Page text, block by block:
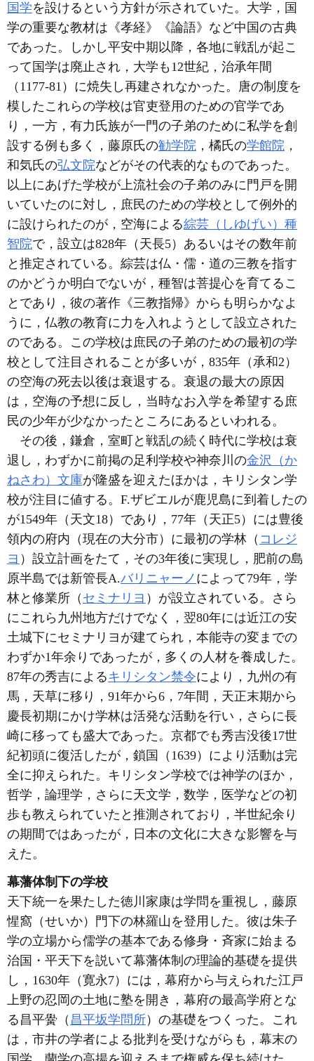
国学を設けるという方針が示されていた。大学，国
学の重要な教材は《孝経》《論語》など中国の古典
であった。しかし平安中期以降，各地に戦乱が起こ
って国学は廃止され，大学も12世紀，治承年間
（1177-81）に焼失し再建されなかった。唐の制度を
模したこれらの学校は官吏登用のための官学であ
り，一方，有力氏族が一門の子弟のために私学を創
設する例も多く，藤原氏の勧学院 ，橘氏の学館院 ，
和気氏の弘文院などがその代表的なものであった。
以上にあげた学校が上流社会の子弟のみに門戸を開
いていたのに対し，庶民のための学校として例外的
に設けられたのが，空海による綜芸（しゆげい）種
智院で，設立は828年（天長5）あるいはその数年前
と推定されている。綜芸は仏・儒・道の三教を指す
のかどうか明白でないが，種智は菩提心を育てるこ
とであり，彼の著作《三教指帰》からも明らかなよ
うに，仏教の教育に力を入れようとして設立された
のである。この学校は庶民の子弟のための最初の学
校として注目されることが多いが，835年（承和2）
の空海の死去以後は衰退する。衰退の最大の原因
は，空海の予想に反し，当時なお入学を希望する庶
民の少年が少なかったところにあるといわれる。
その後，鎌倉，室町と戦乱の続く時代に学校は衰
退し，わずかに前掲の足利学校や神奈川の金沢（か
ねさわ）文庫が隆盛を迎えたほかは，キリシタン学
校が注目に値する。F.ザビエルが鹿児島に到着したの
が1549年（天文18）であり，77年（天正5）には豊後
領内の府内（現在の大分市）に最初の学林（ コレジ
ヨ ）設立計画をたて，その3年後に実現し，肥前の島
原半島では新管長A.バリニャーノ によって79年，学
林と修業所（ セミナリヨ ）が設立されている。さら
にこれら九州地方だけでなく，翌80年には近江の安
土城下にセミナリヨが建てられ，本能寺の変までの
わずか1年余りであったが，多くの人材を養成した。
87年の秀吉によるキリシタン禁令により，九州の有
馬，天草に移り，91年から6，7年間，天正末期から
慶長初期にかけ学林は活発な活動を行い，さらに長
崎に移っても盛大であった。京都でも秀吉没後17世
紀初頭に復活したが，鎖国（1639）により活動は完
全に抑えられた。キリシタン学校では神学のほか，
哲学，論理学，さらに天文学，数学，医学などの初
歩も教えられていたと推測されており，半世紀余り
の期間ではあったが，日本の文化に大きな影響を与
えた。
幕藩体制下の学校
天下統一を果たした徳川家康は学問を重視し，藤原
惺窩（せいか）門下の林羅山を登用した。彼は朱子
学の立場から儒学の基本である修身・斉家に始まる
治国・平天下を説いて幕藩体制の理論的基礎を提供
し，1630年（寛永7）には，幕府から与えられた江戸
上野の忍岡の土地に塾を開き，幕府の最高学府とな
る昌平黌（ 昌平坂学問所）の基礎をつくった。これ
は，市井の学者による批判を受けながらも，幕末の